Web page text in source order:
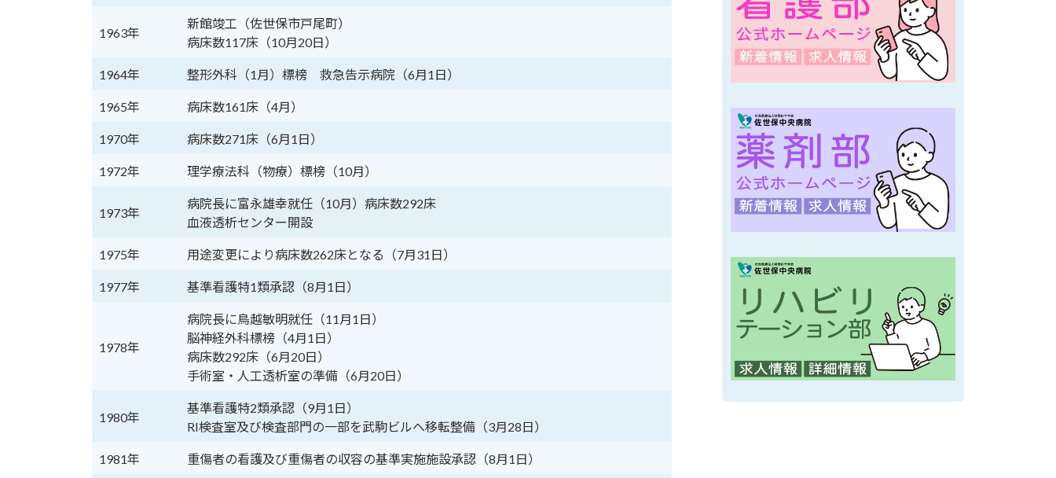
1963年
新館竣工（佐世保市戸尾町）
病床数117床（10月20日）
1964年 整形外科（1月）標榜 救急告示病院（6月1日）
1965年 病床数161床（4月）
1970年 病床数271床（6月1日）
1972年 理学療法科（物療）標榜（10月）
1973年
病院長に富永雄幸就任（10月）病床数292床
血液透析センター開設
1975年 用途変更により病床数262床となる（7月31日）
1977年 基準看護特1類承認（8月1日）
1978年
病院長に鳥越敏明就任（11月1日）
脳神経外科標榜（4月1日）
病床数292床（6月20日）
手術室・人工透析室の準備（6月20日）
1980年
基準看護特2類承認（9月1日）
RI検査室及び検査部門の一部を武駒ビルへ移転整備（3月28日）
1981年 重傷者の看護及び重傷者の収容の基準実施施設承認（8月1日）